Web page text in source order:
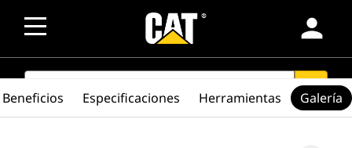
person
SEARCH search
Beneficios Especificaciones Herramientas Galería